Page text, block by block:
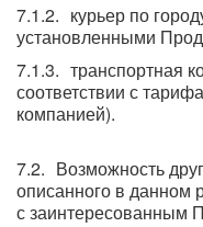
курьер по
установленными
транспортная
соответствии с
компанией).
Возможность
описанного в данном
с заинтересованным